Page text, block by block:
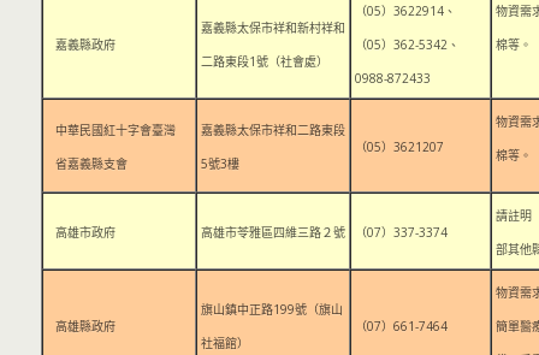
嘉義縣政府
嘉義縣太保市祥和新村祥和
二路東段1號（社會處）
（05）3622914、
（05）362-5342、
0988-872433
物資需
棉等。
中華民國紅十字會臺灣
省嘉義縣支會
嘉義縣太保市祥和二路東段
5號3樓
（05）3621207
物資需
棉等。
高雄市政府 高雄市苓雅區四維三路２號 （07）337-3374
請註明
部其他
高雄縣政府
旗山鎮中正路199號（旗山
社福館）
（07）661-7464
物資需
簡單醫